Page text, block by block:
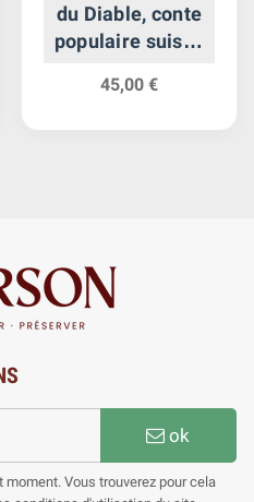
du Diable, conte
populaire suisse
Confederation
45,00 €
ok
Vous trouverez pour cela